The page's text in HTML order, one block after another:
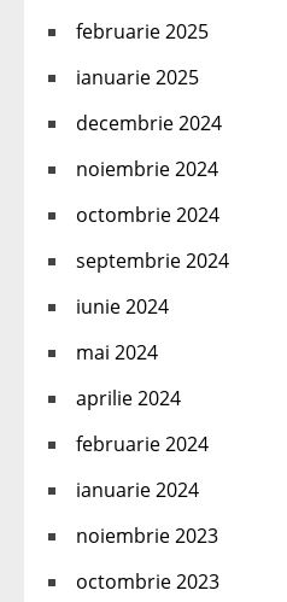
februarie 2025
ianuarie 2025
decembrie 2024
noiembrie 2024
octombrie 2024
septembrie 2024
iunie 2024
mai 2024
aprilie 2024
februarie 2024
ianuarie 2024
noiembrie 2023
octombrie 2023